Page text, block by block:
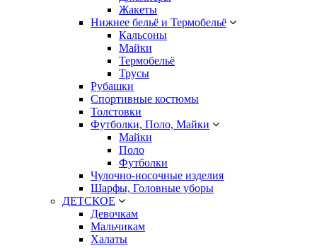
Жакеты
Нижнее бельё и Термобельё
Кальсоны
Майки
Термобельё
Трусы
Рубашки
Спортивные костюмы
Толстовки
Футболки, Поло, Майки
Майки
Поло
Футболки
Чулочно-носочные изделия
Шарфы, Головные уборы
ДЕТСКОЕ
Девочкам
Мальчикам
Халаты